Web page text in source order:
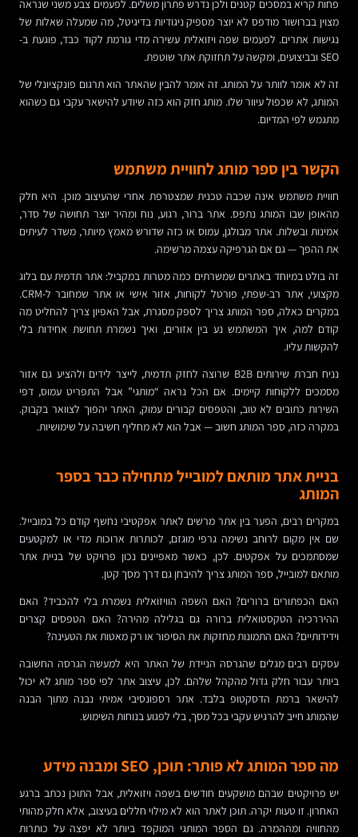
פחות קריא במסכים קטנים ולכן נדרש פתרון משלים. לפעמים צבע משני שנראה
מצוין בברושור מודפס לא יוצר מספיק ניגודיות בדיגיטל, מה שמעלה שאלות של
נגישות אתרים. לפעמים שפה ויזואלית עשירה מדי גורמת לקוד כבד, פוגעת ב-
SEO ובביצועים, ומקשה על תחזוקת אתר שוטפת.
זה לא אומר לוותר על המותג. זה אומר להבין שהאתר הוא תרגום פונקציונלי של
המותג, לא שכפול עיוור שלו. מותג חזק הוא כזה שיודע להישאר עקבי גם כשהוא
מתגמש לפי המדיום.
הקשר בין ספר מותג לחוויית משתמש
חוויית משתמש אינה שכבה טכנית שמצטרפת אחרי שהעיצוב מוכן. היא חלק
מהאופן שבו המותג נתפס. אתר ברור, רגוע, נוח ומהיר יוצר תחושה של סדר,
אמינות ובשלות. אתר מבולגן, עמוס או כזה שדורש מאמץ מיותר, משדר לעיתים
את ההפך — גם אם הגרפיקה עצמה מרשימה.
זה בולט במיוחד באתרים שמשרתים כמה מטרות במקביל: אתר תדמית עם בלוג
מקצועי, אתר רב-שפתי, פורטל לקוחות, אזור אישי או אתר שמחובר ל-CRM.
במקרים כאלה, ספר המותג צריך לספק מסגרת, אבל האפיון צריך להחליט מה
קודם למה, איך המשתמש נע בין אזורים, ואיך נשמרת תחושת אחידות בלי
להקשות עליו.
נניח חברת שירותים B2B שרוצה לחזק תדמית, לייצר לידים ולהציע גם אזור
מסמכים ללקוחות קיימים. אם הכל נראה “מותגי” אבל התפריט עמוס, דפי
השירות כתובים לא טוב, והטפסים קבורים עמוק, האתר יהפוך לצוואר בקבוק.
במקרה כזה, ספר המותג חשוב — אבל הוא לא מחליף חשיבה על שימושיות.
בניית אתר מותאם למובייל מתחילה כבר בספר
המותג
במקרים רבים, הפער בין אתר מרשים לאתר אפקטיבי נחשף קודם כל במובייל.
שם אין מקום לרוחב נשימה גרפי מוגזם, לכותרות ארוכות מדי או למקטעים
שמסתמכים על אפקטים. לכן, כאשר מאפיינים נכון פרויקט של בניית אתר
מותאם למובייל, ספר המותג צריך להיבחן גם דרך מסך קטן.
האם הכפתורים ברורים? האם השפה הוויזואלית נשמרת בלי להכביד? האם
ההיררכיה הטקסטואלית ברורה גם בגלילה מהירה? האם הטפסים קצרים
וידידותיים? האם התמונות מחזקות את הסיפור או רק מאטות את הטעינה?
עסקים רבים מגלים שהגרסה הניידת של האתר היא למעשה הגרסה החשובה
ביותר עבור חלק גדול מהקהל שלהם. לכן, עיצוב אתר לפי ספר מותג לא יכול
להישאר ברמת הדסקטופ בלבד. אתר רספונסיבי אמיתי נבנה מתוך הבנה
שהמותג חייב להרגיש עקבי בכל מסך, בלי לפגוע בנוחות השימוש.
מה ספר המותג לא פותר: תוכן, SEO ומבנה מידע
יש פרויקטים שבהם מושקעים חודשים בשפה ויזואלית, אבל התוכן נכתב ברגע
האחרון. זו טעות יקרה. תוכן לאתר הוא לא מילוי חללים בעיצוב, אלא חלק מהותי
מהחוויה ומההמרה. גם הספר המותגי המוקפד ביותר לא יפצה על כותרות